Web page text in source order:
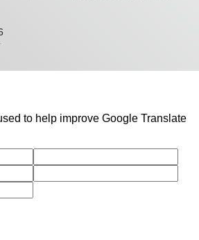
to help improve Google Translate